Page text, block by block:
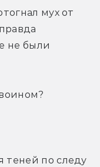
мух от
не были
по следу